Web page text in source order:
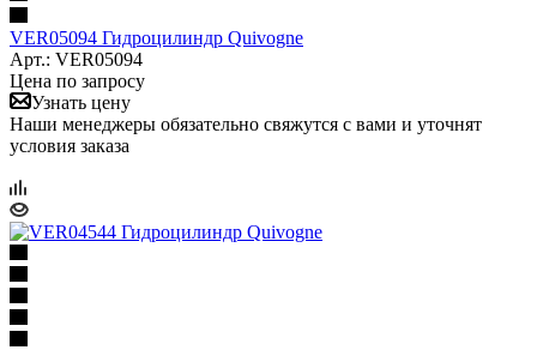
VER05094 Гидроцилиндр Quivogne
Арт.: VER05094
Цена по запросу
Узнать цену
Наши менеджеры обязательно свяжутся с вами и уточнят
условия заказа